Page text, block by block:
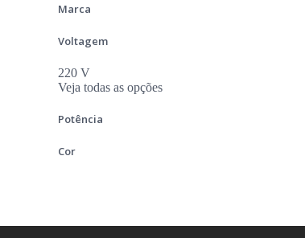
Marca
Voltagem
220 V
Veja todas as opções
Potência
Cor